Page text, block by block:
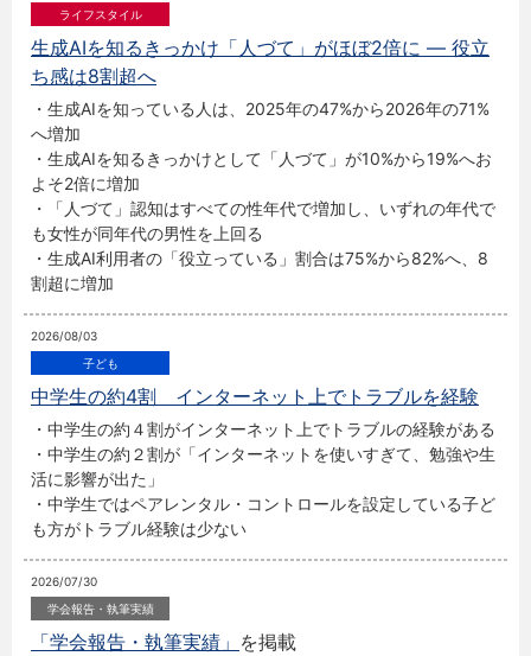
生成AIを知るきっかけ「人づて」がほぼ2倍に ― 役立
ち感は8割超へ
・生成AIを知っている人は、2025年の47%から2026年の71%
へ増加
・生成AIを知るきっかけとして「人づて」が10%から19%へお
よそ2倍に増加
・「人づて」認知はすべての性年代で増加し、いずれの年代で
も女性が同年代の男性を上回る
・生成AI利用者の「役立っている」割合は75%から82%へ、8
割超に増加
2026/08/03
中学生の約4割 インターネット上でトラブルを経験
・中学生の約４割がインターネット上でトラブルの経験がある
・中学生の約２割が「インターネットを使いすぎて、勉強や生
活に影響が出た」
・中学生ではペアレンタル・コントロールを設定している子ど
も方がトラブル経験は少ない
2026/07/30
「学会報告・執筆実績」 を掲載